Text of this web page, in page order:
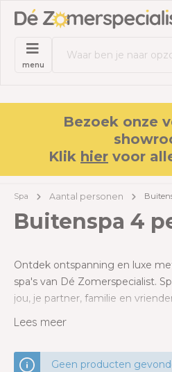
menu
Bezoek onze
Klik hier voor
Spa Aantal personen
Buitenspa 4
Ontdek ontspanning en luxe
spa's van Dé Zomerspecialist.
jou, je partner, familie en
spa's bieden de mogelijkheid
afwerking. Creëer samen
Lees meer
Geen producten